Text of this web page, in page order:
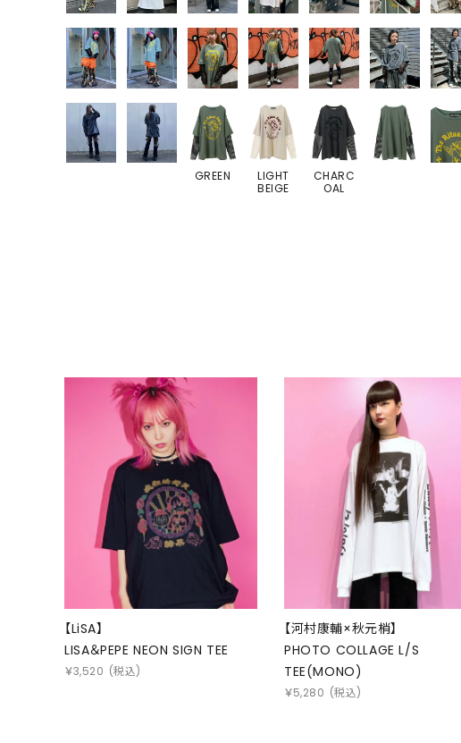
GREEN
LIGHT
BEIGE
CHARC
OAL
【LiSA】
LISA＆PEPE NEON SIGN TEE
￥3,520 (税込)
【河村康輔×秋元梢】
PHOTO COLLAGE L/S
TEE(MONO)
￥5,280 (税込)